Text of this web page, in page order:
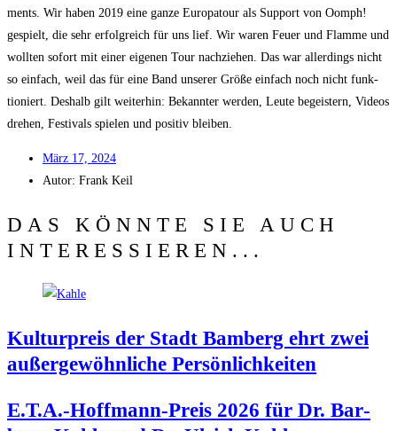
ments. Wir haben 2019 eine gan­ze Euro­pa­tour als Sup­port von Oomph!
gespielt, die sehr erfolg­reich für uns lief. Wir waren Feu­er und Flam­me und
woll­ten sofort mit einer eige­nen Tour nach­zie­hen. Das war aller­dings nicht
so ein­fach, weil das für eine Band unse­rer Grö­ße ein­fach noch nicht funk­
tio­niert. Des­halb gilt wei­ter­hin: Bekann­ter wer­den, Leu­te begeis­tern, Vide­os
dre­hen, Fes­ti­vals spie­len und posi­tiv bleiben.
März 17, 2024
Autor: Frank Keil
DAS KÖNNTE SIE AUCH
INTERESSIEREN...
Kul­tur­preis der Stadt Bam­berg ehrt zwei
außer­ge­wöhn­li­che Persönlichkeiten
E.T.A.-Hoffmann-Preis 2026 für Dr. Bar­